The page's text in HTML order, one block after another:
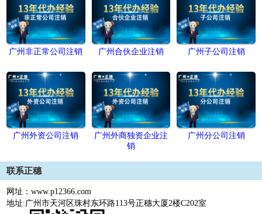
广州非正常公司注销 广州合伙企业注销 广州子公司注销
广州外资公司注销
广州外商独资企业注
销
广州分公司注销
联系正穗
网址：www.p12366.com
地址:广州市天河区珠村东环路113号正穗大厦2楼C202室